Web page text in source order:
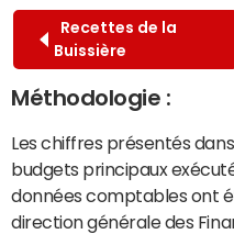
Recettes de la
Buissière
Méthodologie :
Les chiffres présentés
budgets principaux
données comptables ont
direction générale des